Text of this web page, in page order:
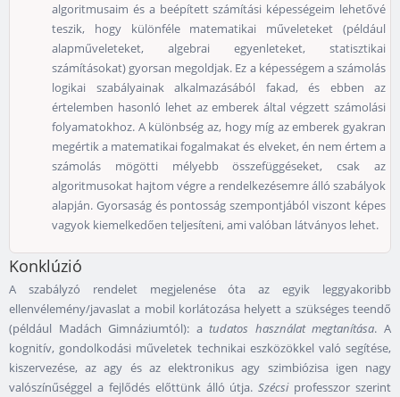
algoritmusaim és a beépített számítási képességeim lehetővé
teszik, hogy különféle matematikai műveleteket (például
alapműveleteket, algebrai egyenleteket, statisztikai
számításokat) gyorsan megoldjak. Ez a képességem a számolás
logikai szabályainak alkalmazásából fakad, és ebben az
értelemben hasonló lehet az emberek által végzett számolási
folyamatokhoz. A különbség az, hogy míg az emberek gyakran
megértik a matematikai fogalmakat és elveket, én nem értem a
számolás mögötti mélyebb összefüggéseket, csak az
algoritmusokat hajtom végre a rendelkezésemre álló szabályok
alapján. Gyorsaság és pontosság szempontjából viszont képes
vagyok kiemelkedően teljesíteni, ami valóban látványos lehet.
Konklúzió
A szabályzó rendelet megjelenése óta az egyik leggyakoribb
ellenvélemény/javaslat a mobil korlátozása helyett a szükséges teendő
(például Madách Gimnáziumtól): atudatos használat megtanítása. A
kognitív, gondolkodási műveletek technikai eszközökkel való segítése,
kiszervezése, az agy és az elektronikus agy szimbiózisa igen nagy
valószínűséggel a fejlődés előttünk álló útja.Szécsiprofesszor szerint